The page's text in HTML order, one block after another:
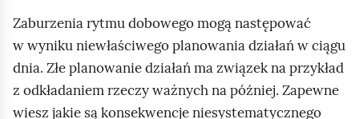
Zaburzenia rytmu dobowego mogą następować
w wyniku niewłaściwego planowania działań w ciągu
dnia. Złe planowanie działań ma związek na przykład
z odkładaniem rzeczy ważnych na później. Zapewne
wiesz jakie są konsekwencje niesystematycznego